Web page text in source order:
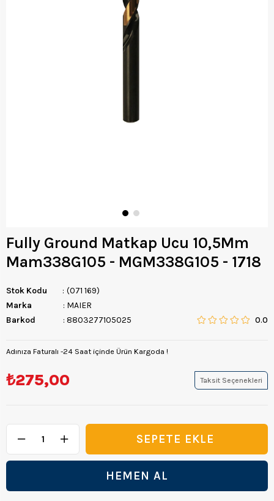
Fully Ground Matkap Ucu 10,5Mm
Mam338G105 - MGM338G105 - 1718
Stok Kodu
(071 169)
Marka
: MAIER
Barkod
: 8803277105025 0.0
Adınıza Faturalı -24 Saat içinde Ürün Kargoda !
₺275,00 Taksit Seçenekleri